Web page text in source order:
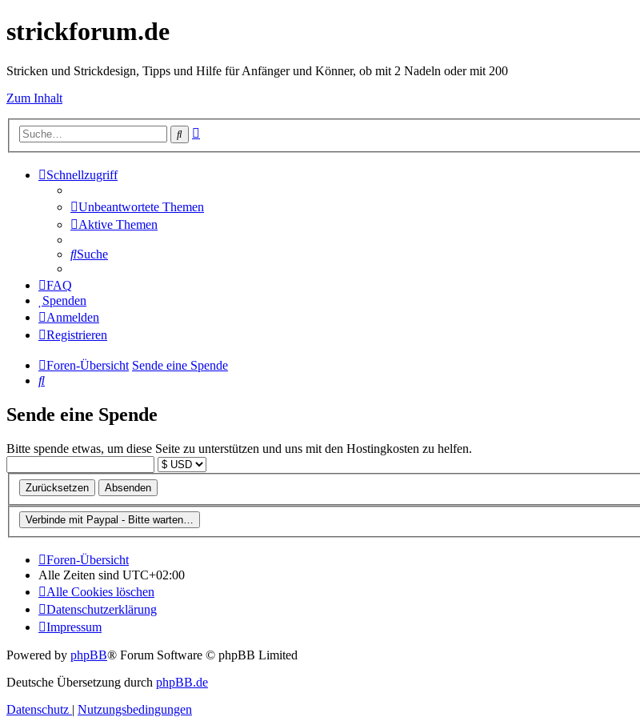
strickforum.de
Stricken und Strickdesign, Tipps und Hilfe für Anfänger und Könner, ob mit 2 Nadeln oder mit 200
Zum Inhalt
Suche
Schnellzugriff
Unbeantwortete Themen
Aktive Themen
Suche
FAQ
Spenden
Anmelden
Registrieren
Foren-Übersicht Sende eine Spende
Suche
Sende eine Spende
Bitte spende etwas, um diese Seite zu unterstützen und uns mit den Hostingkosten zu helfen.
Foren-Übersicht
Alle Zeiten sind UTC+02:00
Alle Cookies löschen
Datenschutzerklärung
Impressum
Powered by phpBB® Forum Software © phpBB Limited
Deutsche Übersetzung durch phpBB.de
Datenschutz
Nutzungsbedingungen